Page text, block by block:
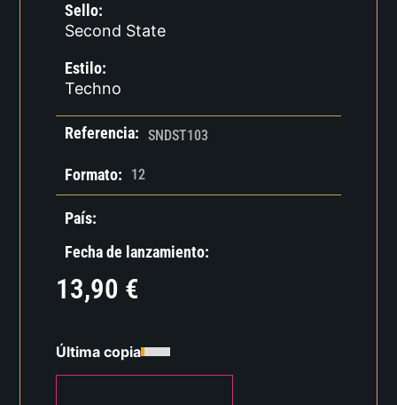
Sello:
Second State
Estilo:
Techno
Referencia: SNDST103
Formato: 12
País:
Fecha de lanzamiento:
13,90 €
Última copia